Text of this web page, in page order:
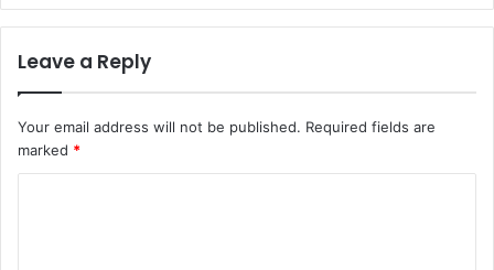
Leave a Reply
Your email address will not be published. Required fields are
marked *